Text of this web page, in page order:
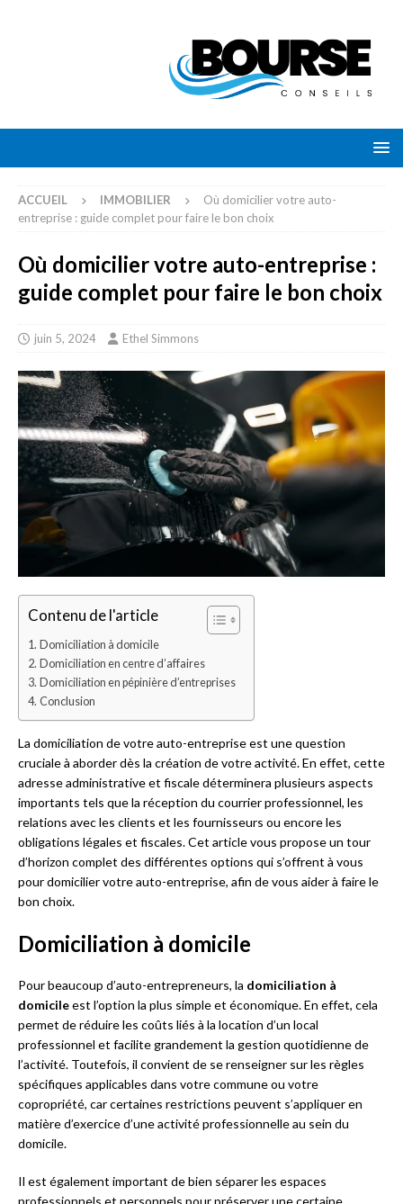
ACCUEIL IMMOBILIER
Où domicilier votre auto-
entreprise : guide complet pour faire le bon choix
Où domicilier votre auto-entreprise :
guide complet pour faire le bon choix
juin 5, 2024 Ethel Simmons
Contenu de l'article
Domiciliation à domicile
Domiciliation en centre d’affaires
Domiciliation en pépinière d’entreprises
Conclusion
La domiciliation de votre auto-entreprise est une question
cruciale à aborder dès la création de votre activité. En effet, cette
adresse administrative et fiscale déterminera plusieurs aspects
importants tels que la réception du courrier professionnel, les
relations avec les clients et les fournisseurs ou encore les
obligations légales et fiscales. Cet article vous propose un tour
d’horizon complet des différentes options qui s’offrent à vous
pour domicilier votre auto-entreprise, afin de vous aider à faire le
bon choix.
Domiciliation à domicile
Pour beaucoup d’auto-entrepreneurs, la domiciliation à
domicileest l’option la plus simple et économique. En effet, cela
permet de réduire les coûts liés à la location d’un local
professionnel et facilite grandement la gestion quotidienne de
l’activité. Toutefois, il convient de se renseigner sur les règles
spécifiques applicables dans votre commune ou votre
copropriété, car certaines restrictions peuvent s’appliquer en
matière d’exercice d’une activité professionnelle au sein du
domicile.
Il est également important de bien séparer les espaces